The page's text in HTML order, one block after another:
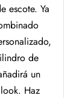
escote. Ya
de
un
Haz